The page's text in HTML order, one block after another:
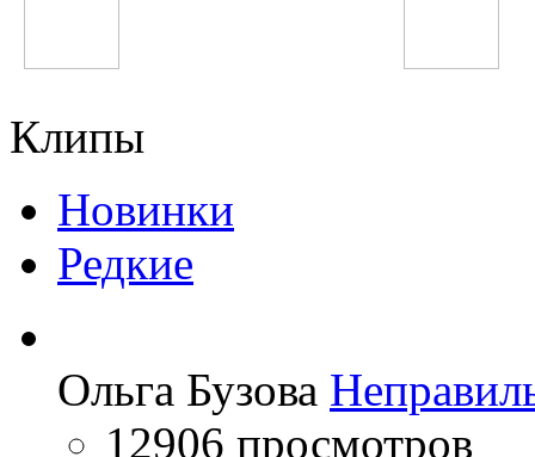
Клипы
Новинки
Редкие
Ольга Бузова
12906 просмотров